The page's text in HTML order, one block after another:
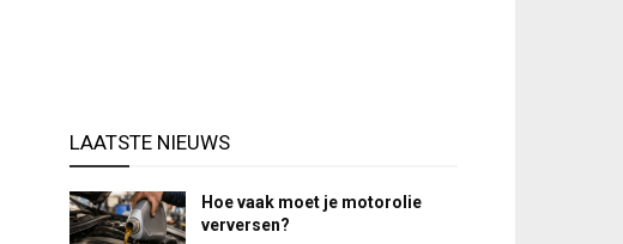
LAATSTE NIEUWS
Hoe vaak moet je motorolie
verversen?